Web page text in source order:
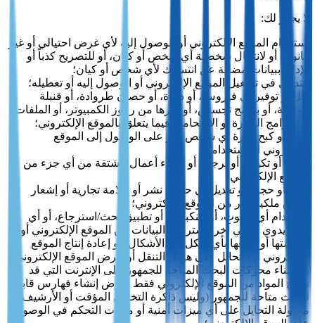
لا يجوز لك:
استخدام الموقع الإلكتروني أو الوصول إليه لأي غرض احتيالي أو غير
قانوني أو لانتحال شخصية أي شخص أو كيان، أو للتصريح كذباً أو
الإدلاء ببيانات مضللة عن انتسابك لأي شخص أو كيان؛
التدخل في تشغيل الموقع الإلكتروني أو الوصول إليه أو تعطيله؛
نقل أو توفير أي فيروس، أو دودة، أو حصان طروادة، أو قنبلة
موقوتة، أو برامج تجسس، أو غيرها من رموز الكمبيوتر، أو الملفات،
أو البرامج الضارة أو الاقتحامية فيما يتعلق بالموقع الإلكتروني؛
تقييد أو كبح قدرة أي شخص آخر على الوصول إلى الموقع
الإلكتروني أو استخدامه؛
تعديل أو تكييف أو ترجمة أو إنشاء أعمال مشتقة من أي جزء من
الموقع الإلكتروني؛
إزالة أو حجب أو تعديل أي حقوق نشر أو علامة تجارية أو إشعار
حقوق ملكية آخر من الموقع الإلكتروني؛
استخدام أي روبوت، أو عنكبوت، أو تطبيق بحث/استرجاع، أو أي
جهاز يدوي أو آلي آخر لاسترجاع البيانات من الموقع الإلكتروني أو
فهرستها أو جمعها بأي شكل من الأشكال، أو إعادة إنتاج الموقع
الإلكتروني أو التحايل على هيكل التنقل أو عرض الموقع الإلكتروني؛
باستثناء محركات البحث المتاحة للجمهور على الإنترنت التي قد
تنسخ المواد من الموقع الإلكتروني فقط لغرض إنشاء فهارس قابلة
للبحث متاحة للجمهور (وليس ذاكرة التخزين المؤقت أو الأرشيف)؛
محاولة التحايل على أي ميزات أمنية أو ميزات التحكم في الوصول